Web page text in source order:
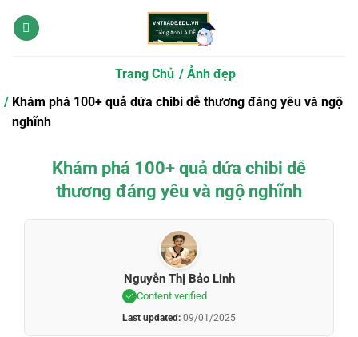
qua
Trang Chủ
Ảnh đẹp
Khám phá 100+ quả dứa chibi dễ thương đáng yêu và ngộ
nghĩnh
Khám phá 100+ quả dứa chibi dễ
thương đáng yêu và ngộ nghĩnh
Nguyễn Thị Bảo Linh
Content verified
Last updated: 09/01/2025